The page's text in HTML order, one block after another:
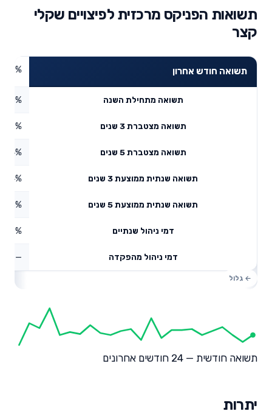
תשואות הפניקס מרכזית לפיצויים שקלי
קצר
תשואה חודש אחרון
תשואה מתחילת השנה 1.3%
תשואה מצטברת 3 שנים
תשואה מצטברת 5 שנים
תשואה שנתית ממוצעת 3 שנים
תשואה שנתית ממוצעת 5 שנים
דמי ניהול שנתיים
דמי ניהול מהפקדה —
תשואה חודשית — 24 חודשים אחרונים
יתרות